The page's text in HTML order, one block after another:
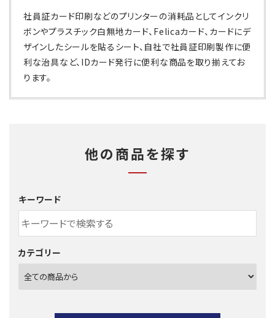
社員証カード印刷などのプリンターの消耗品としてインクリ
ボンやプラスチック白無地カード、Felicaカード、カードにデ
ザインしたシールを貼るシート、自社で社員証印刷製作に便
利な治具など、IDカード発行に便利な商品を取り揃えてお
ります。
他の商品を探す
キーワード
カテゴリー